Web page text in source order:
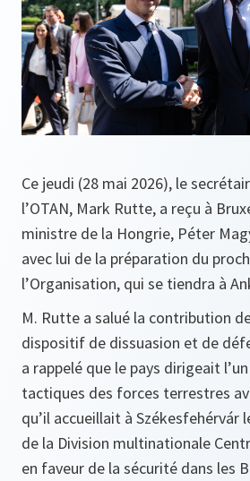
Ce jeudi (28 mai 2026), le
l’OTAN, Mark Rutte, a reçu à
ministre de la Hongrie, Péter
avec lui de la préparation du
l’Organisation, qui se tiendra à
M. Rutte a salué la contribution
dispositif de dissuasion et de
a rappelé que le pays dirigeait
tactiques des forces terrestres
qu’il accueillait à Székesfehérvár
de la Division multinationale
en faveur de la sécurité dans les